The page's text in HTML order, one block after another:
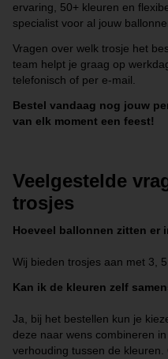
ervaring, 50+ kleuren en
specialist voor al jouw
Vragen over welk trosje het
team helpt je graag op
telefonisch of per e-mail.
Bestel vandaag nog jouw
van elk moment een feest!
Veelgestelde
trosjes
Hoeveel ballonnen zitten er
Wij bieden trosjes aan met 3,
Kan ik de kleuren zelf
Ja, bij het bestellen kun je
deze naar wens combineren
verhouding tussen de